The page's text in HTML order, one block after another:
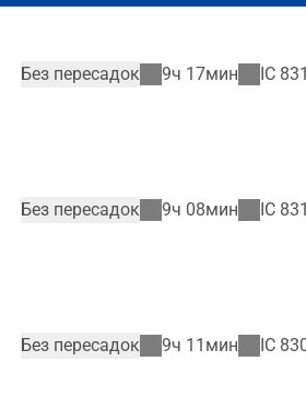
Без пересадок 9ч 17мин IC
Без пересадок 9ч 08мин IC
Без пересадок 9ч 11мин IC